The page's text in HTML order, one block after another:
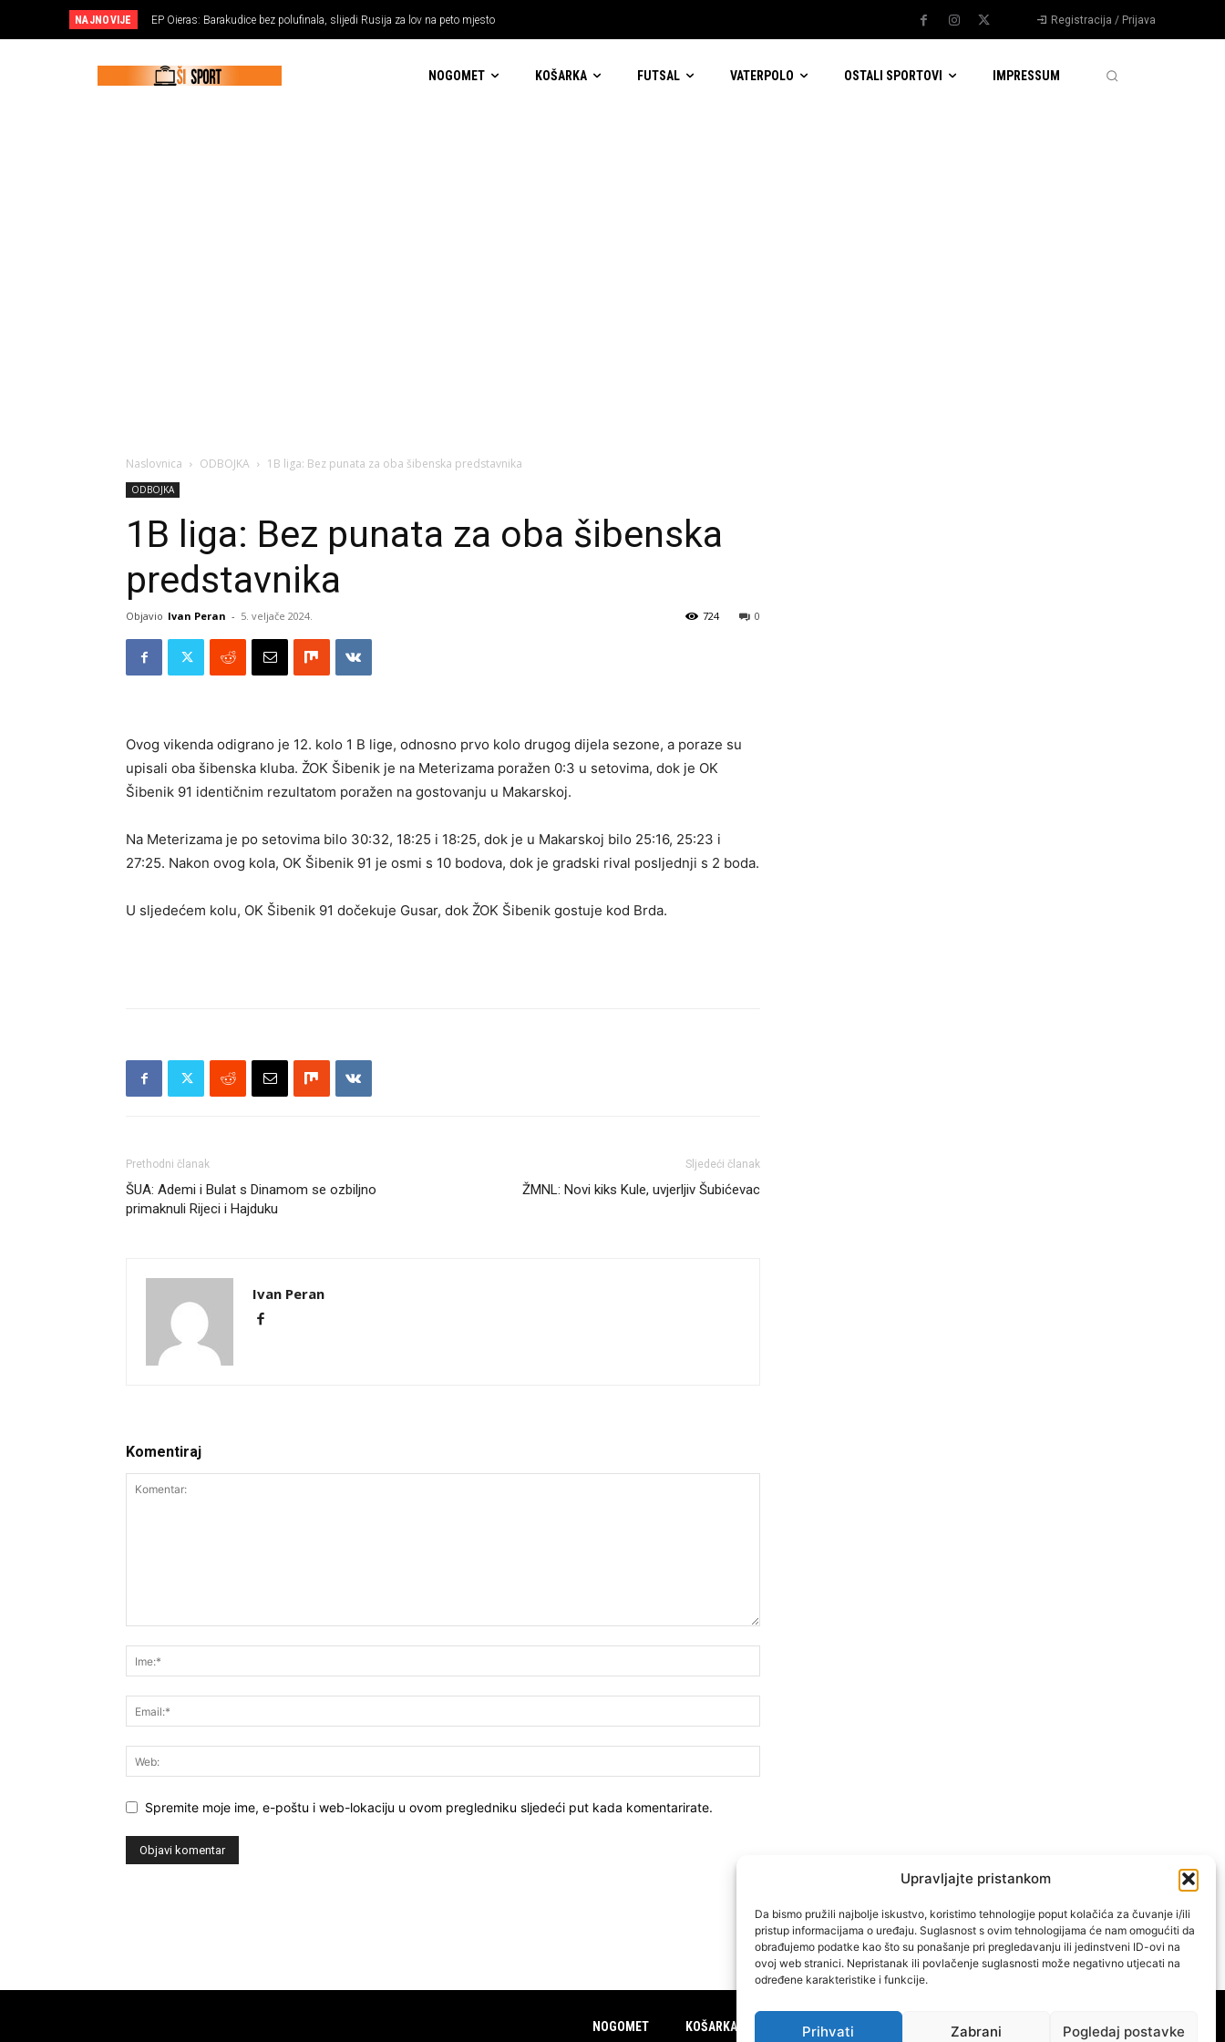
Upravljajte pristankom
Da bismo pružili najbolje iskustvo, koristimo tehnologije poput kolačića za čuvanje i/ili
pristup informacijama o uređaju. Suglasnost s ovim tehnologijama će nam omogućiti da
obrađujemo podatke kao što su ponašanje pri pregledavanju ili jedinstveni ID-ovi na
ovoj web stranici. Nepristanak ili povlačenje suglasnosti može negativno utjecati na
određene karakteristike i funkcije.
Prihvati Zabrani Pogledaj postavke
NAJNOVIJE EP Oieras: Barakudice bez polufinala, slijedi Rusija za lov na peto mjesto Registracija / Prijava
NOGOMET KOŠARKA FUTSAL VATERPOLO OSTALI SPORTOVI IMPRESSUM
Naslovnica ODBOJKA 1B liga: Bez punata za oba šibenska predstavnika
ODBOJKA
1B liga: Bez punata za oba šibenska
predstavnika
Objavio Ivan Peran - 5. veljače 2024. 0
724
Ovog vikenda odigrano je 12. kolo 1 B lige, odnosno prvo kolo drugog dijela sezone, a poraze su
upisali oba šibenska kluba. ŽOK Šibenik je na Meterizama poražen 0:3 u setovima, dok je OK
Šibenik 91 identičnim rezultatom poražen na gostovanju u Makarskoj.
Na Meterizama je po setovima bilo 30:32, 18:25 i 18:25, dok je u Makarskoj bilo 25:16, 25:23 i
27:25. Nakon ovog kola, OK Šibenik 91 je osmi s 10 bodova, dok je gradski rival posljednji s 2 boda.
U sljedećem kolu, OK Šibenik 91 dočekuje Gusar, dok ŽOK Šibenik gostuje kod Brda.
Prethodni članak
ŠUA: Ademi i Bulat s Dinamom se ozbiljno
primaknuli Rijeci i Hajduku
Sljedeći članak
ŽMNL: Novi kiks Kule, uvjerljiv Šubićevac
Ivan Peran
Komentiraj
Spremite moje ime, e-poštu i web-lokaciju u ovom pregledniku sljedeći put kada komentarirate.
NOGOMET KOŠARKA FUTSAL OSTALI SPORTOVI IMPRESSUM